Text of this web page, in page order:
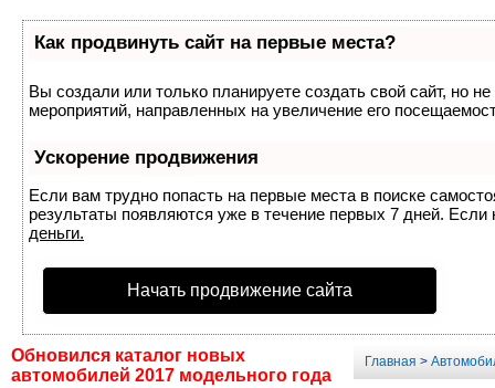
Как продвинуть сайт на первые места?
Вы создали или только планируете создать свой сайт, но
мероприятий, направленных на увеличение его
Ускорение продвижения
Если вам трудно попасть на первые места в поиске
результаты появляются уже в течение первых 7 дней.
деньги.
Начать продвижение сайта
Обновился каталог новых
автомобилей 2017 модельного года
Главная >